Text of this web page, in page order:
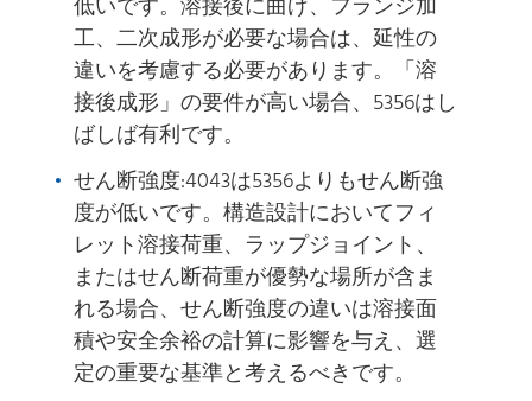
低いです。溶接後に曲げ、フランジ加
工、二次成形が必要な場合は、延性の
違いを考慮する必要があります。「溶
接後成形」の要件が高い場合、5356はし
ばしば有利です。
せん断強度:4043は5356よりもせん断強
度が低いです。構造設計においてフィ
レット溶接荷重、ラップジョイント、
またはせん断荷重が優勢な場所が含ま
れる場合、せん断強度の違いは溶接面
積や安全余裕の計算に影響を与え、選
定の重要な基準と考えるべきです。